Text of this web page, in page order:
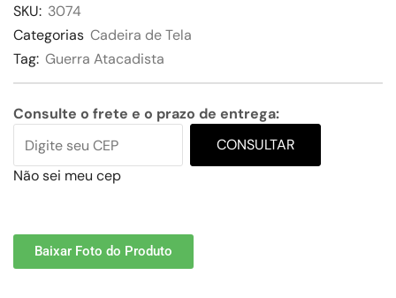
SKU: 3074
Categorias Cadeira de Tela
Tag: Guerra Atacadista
Consulte o frete e o prazo de entrega:
CONSULTAR
Não sei meu cep
Baixar Foto do Produto